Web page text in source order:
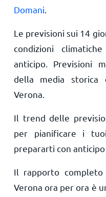
Domani
Le previsioni sui 14
condizioni
anticipo. Previsioni
della media storica
Verona.
Il trend delle
per pianificare i
prepararti con
Il rapporto
Verona ora per ora è